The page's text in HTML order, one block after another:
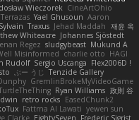
Wieczorek CineArtOhio
Yael Ghusoun Aaron
Sylvain Traxus Jehad Maddah 재윤 옥
Whiteacre Johannes Sjöstedt
Regez sludgybeast Mukund A
Misinformed charlie otto HAGI
Rudolf Sergio Uscanga Flex2006D !
ぶー うじ
Tenzide Gallery
GremlinBrokeMyVideoGame
Ryan Williams 政則 谷
retro rocks EasedChunk2
Fattma Al Lawati yewen sun
Clarke EightySeven Frederic Sigrist